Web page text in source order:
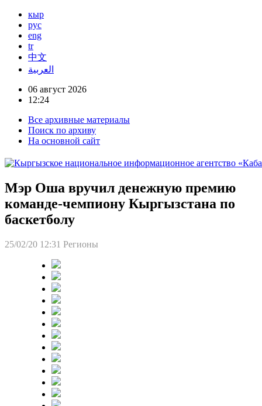
кыр
рус
eng
tr
中文
العربية
06 август 2026
12:24
Все архивные материалы
Поиск по архиву
На основной сайт
Мэр Оша вручил денежную премию
команде-чемпиону Кыргызстана по
баскетболу
25/02/20 12:31 Регионы